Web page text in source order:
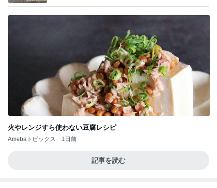
火やレンジすら使わない豆腐レシピ
Amebaトピックス 1日前
記事を読む